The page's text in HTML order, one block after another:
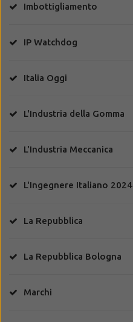
Imbottigliamento
IP Watchdog
Italia Oggi
L'Industria della Gomma
L'Industria Meccanica
L'Ingegnere Italiano 2024
La Repubblica
La Repubblica Bologna
Marchi